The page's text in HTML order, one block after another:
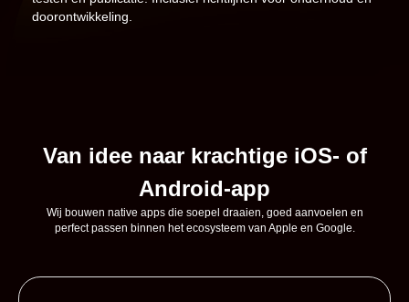
doorontwikkeling.
Van idee naar krachtige iOS- of
Android-app
Wij bouwen native apps die soepel draaien, goed aanvoelen en
perfect passen binnen het ecosysteem van Apple en Google.